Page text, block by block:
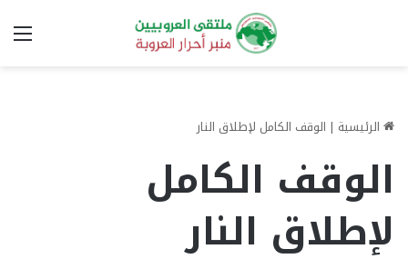
الرئيسية | الوقف الكامل لإطلاق النار
الوقف الكامل
لإطلاق النار